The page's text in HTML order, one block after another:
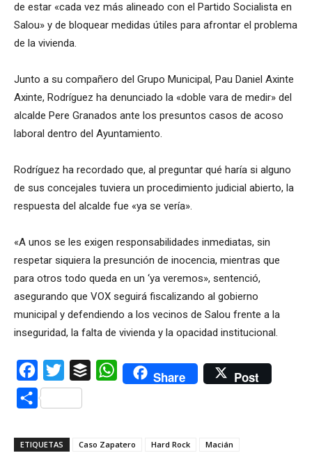
de estar «cada vez más alineado con el Partido Socialista en
Salou» y de bloquear medidas útiles para afrontar el problema
de la vivienda.
Junto a su compañero del Grupo Municipal, Pau Daniel Axinte
Axinte, Rodríguez ha denunciado la «doble vara de medir» del
alcalde Pere Granados ante los presuntos casos de acoso
laboral dentro del Ayuntamiento.
Rodríguez ha recordado que, al preguntar qué haría si alguno
de sus concejales tuviera un procedimiento judicial abierto, la
respuesta del alcalde fue «ya se vería».
«A unos se les exigen responsabilidades inmediatas, sin
respetar siquiera la presunción de inocencia, mientras que
para otros todo queda en un ‘ya veremos», sentenció,
asegurando que VOX seguirá fiscalizando al gobierno
municipal y defendiendo a los vecinos de Salou frente a la
inseguridad, la falta de vivienda y la opacidad institucional.
Facebook
Twitter Buffer WhatsAppShare Post
Compartir
ETIQUETAS Caso Zapatero Hard Rock Macián